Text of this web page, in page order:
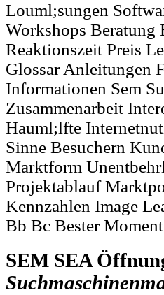
Louml;sungen
Workshops
Reaktionszeit Preis
Glossar Anleitungen
Informationen Sem
Zusammenarbeit
Hauml;lfte
Sinne Besuchern
Marktform
Projektablauf
Kennzahlen Image
Bb Bc Bester
SEM SEA